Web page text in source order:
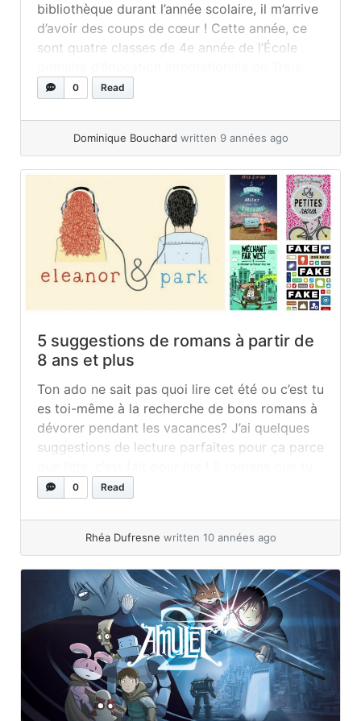
bibliothèque durant l’année scolaire, il m’arrive
d’avoir des coups de cœur ! Cette année, ce
sont quatre classes de 4e année de l’École
Rivières. Ces jeunes ont été des usagers
recherche et repéraient les documents dans...
read more
0 Read
Dominique Bouchard written 9 années ago
5 suggestions de romans à partir de
8 ans et plus
Ton ado ne sait pas quoi lire cet été ou c’est tu
es toi-même à la recherche de bons romans à
dévorer pendant les vacances? J’ai quelques
suggestions de lecture parfaites pour ça parce
adoreras lire cet été Fake fake fake Suivre
0 Read
Rhéa Dufresne written 10 années ago